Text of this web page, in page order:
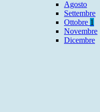
Agosto
Settembre
Ottobre 1
Novembre
Dicembre